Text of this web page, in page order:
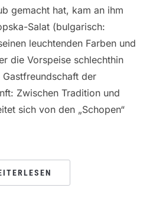
gemacht hat, kam an ihm
Salat (bulgarisch:
leuchtenden Farben und
die Vorspeise schlechthin
der
Zwischen Tradition und
sich von den „Schopen“